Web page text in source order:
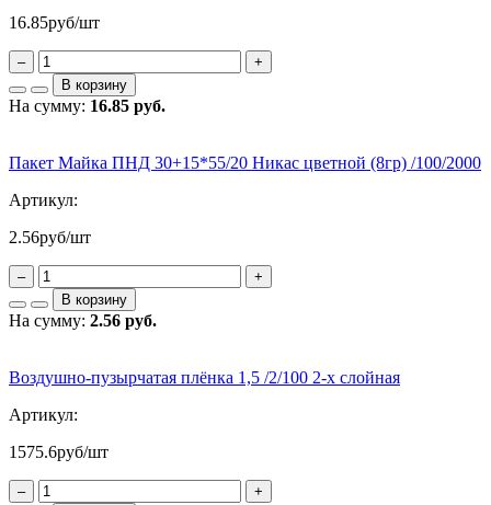
16.85руб/шт
–
+
В корзину
На сумму: 16.85 руб.
Пакет Майка ПНД 30+15*55/20 Никас цветной (8гр) /100/2000
Артикул:
2.56руб/шт
–
+
В корзину
На сумму: 2.56 руб.
Воздушно-пузырчатая плёнка 1,5 /2/100 2-х слойная
Артикул:
1575.6руб/шт
–
+